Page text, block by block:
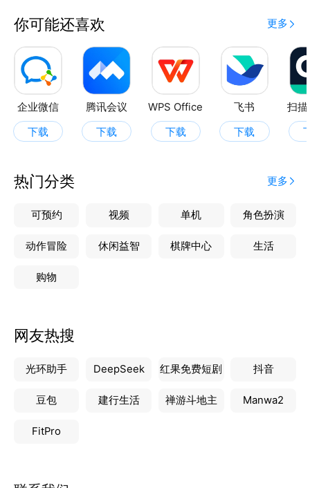
你可能还喜欢 更多
企业微信
下载
腾讯会议
下载
WPS Office
下载
飞书
下载
扫
热门分类 更多
可预约 视频 单机 角色扮演
动作冒险 休闲益智 棋牌中心 生活
购物
网友热搜
光环助手 DeepSeek 红果免费短剧 抖音
豆包 建行生活 禅游斗地主 Manwa2
FitPro